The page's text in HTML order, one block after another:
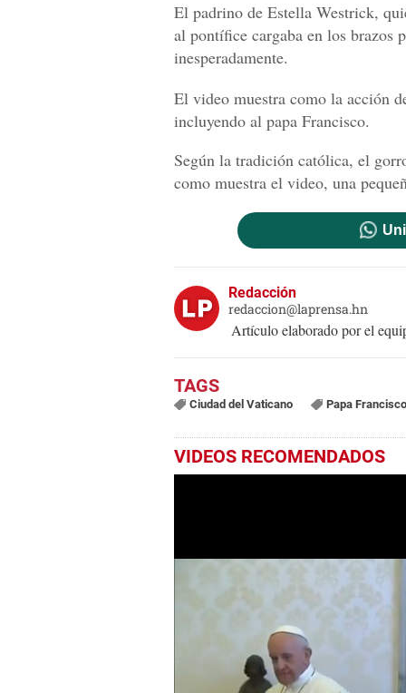
El padrino de Estella Westrick,
al pontífice cargaba en los brazos
inesperadamente.
El video muestra como la acción
incluyendo al papa Francisco.
Según la tradición católica, el
como muestra el video, una
Redacción
redaccion@laprensa.hn
Artículo elaborado por el
Ciudad del Vaticano Papa Francisco
VIDEOS RECOMENDADOS